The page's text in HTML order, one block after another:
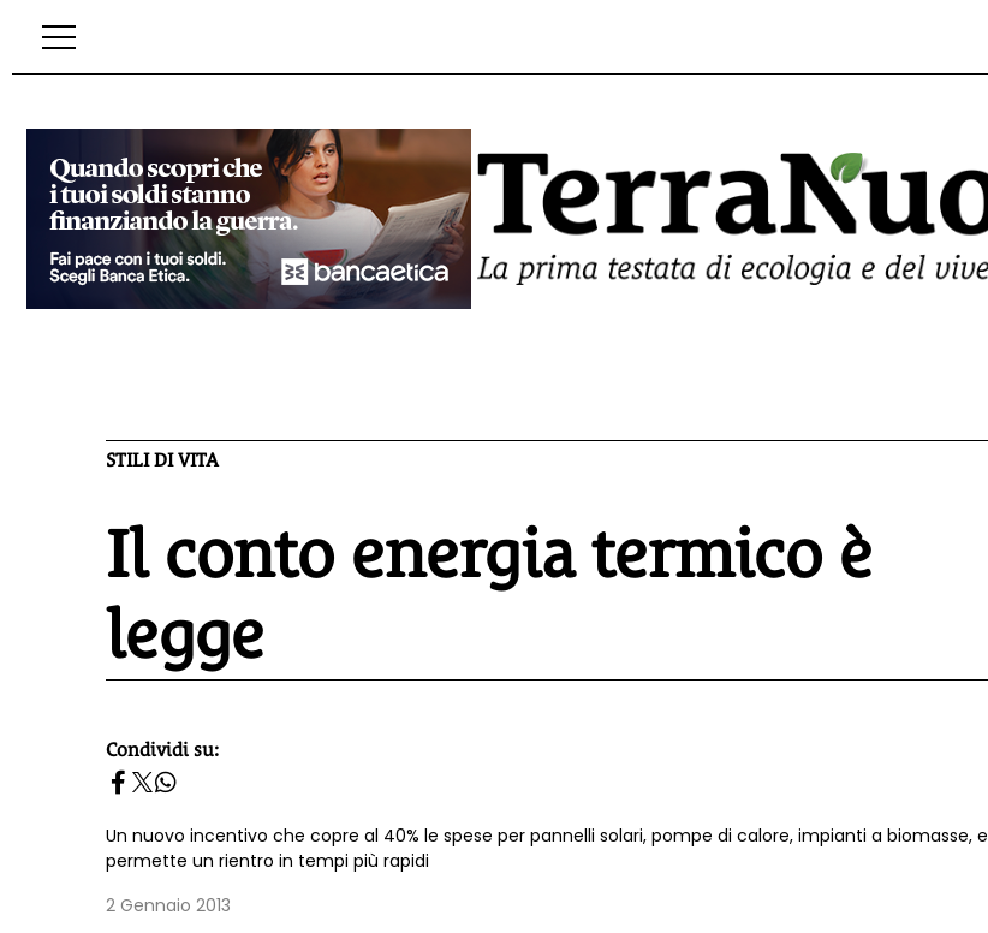
STILI DI VITA
Il conto energia termico è
legge
homepage h2
Condividi su:
Un nuovo incentivo che copre al 40% le spese per pannelli solari, pompe di calore, impianti a biomasse, e
permette un rientro in tempi più rapidi
2 Gennaio 2013